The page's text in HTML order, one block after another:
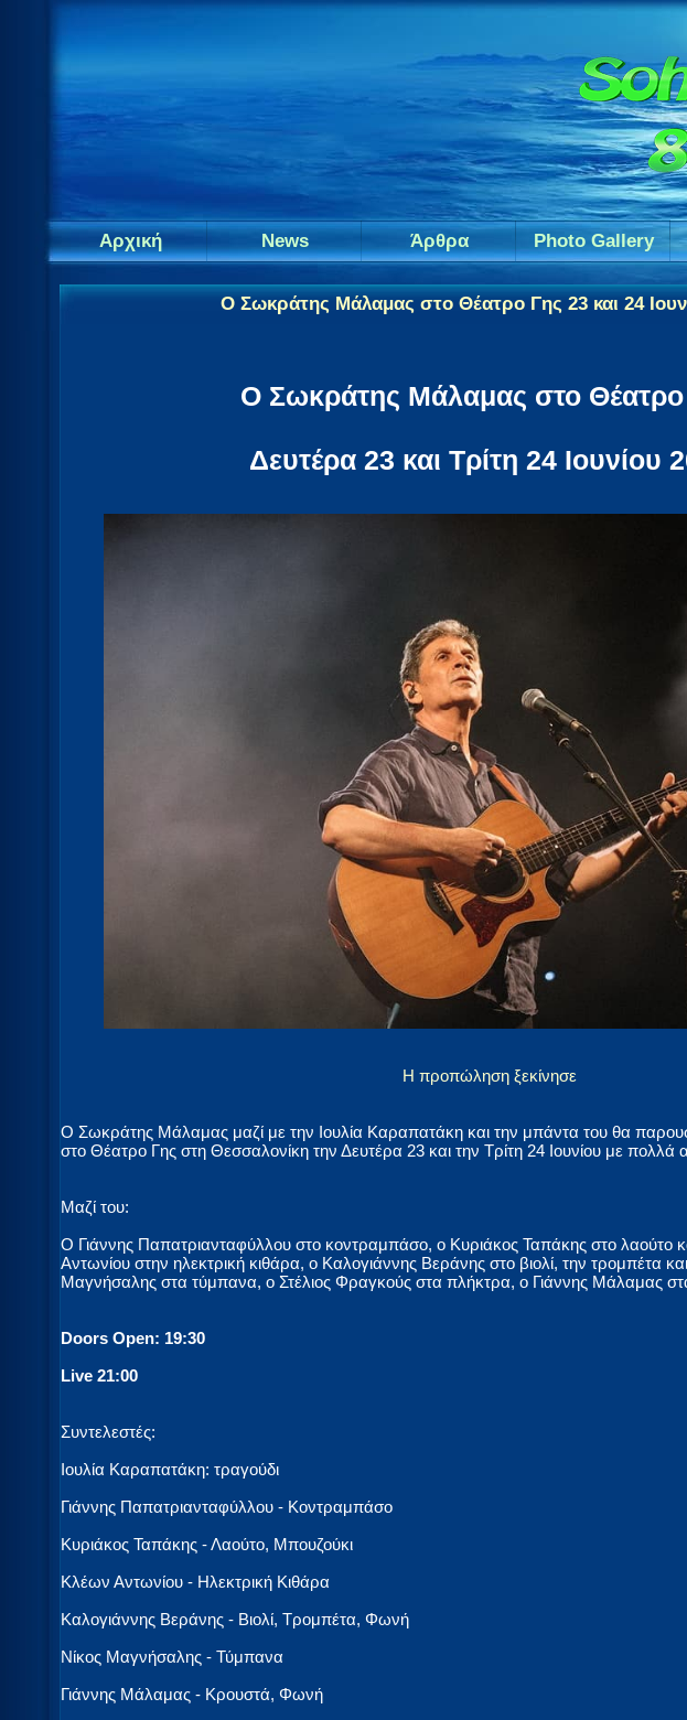
Αρχική News Άρθρα Photo Gallery
Ο Σωκράτης Μάλαμας στο Θέατρο Γης 23 και 24
Ο Σωκράτης Μάλαμας στο
Δευτέρα 23 και Τρίτη 24 Ιουνίου
Η προπώληση ξεκίνησε
Ο Σωκράτης Μάλαμας μαζί με την Ιουλία Καραπατάκη και την μπάντα του θα
στο Θέατρο Γης στη Θεσσαλονίκη την Δευτέρα 23 και την Τρίτη 24 Ιουνίου με πολλά
Μαζί του:
Ο Γιάννης Παπατριανταφύλλου στο κοντραμπάσο, ο Κυριάκος Ταπάκης στο λαούτο
Αντωνίου στην ηλεκτρική κιθάρα, ο Καλογιάννης Βεράνης στο βιολί, την τρομπέτα
Μαγνήσαλης στα τύμπανα, ο Στέλιος Φραγκούς στα πλήκτρα, ο Γιάννης Μάλαμας
Doors Open: 19:30
Live 21:00
Συντελεστές:
Ιουλία Καραπατάκη: τραγούδι
Γιάννης Παπατριανταφύλλου - Κοντραμπάσο
Κυριάκος Ταπάκης - Λαούτο, Μπουζούκι
Κλέων Αντωνίου - Ηλεκτρική Κιθάρα
Καλογιάννης Βεράνης - Βιολί, Τρομπέτα, Φωνή
Νίκος Μαγνήσαλης - Τύμπανα
Γιάννης Μάλαμας - Κρουστά, Φωνή